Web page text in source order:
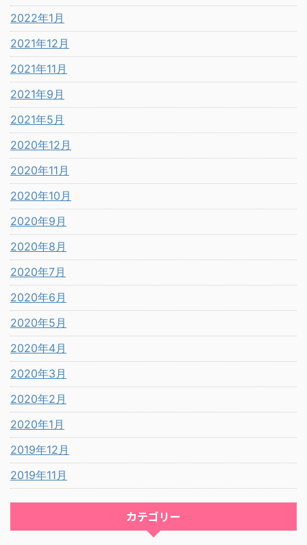
2022年1月
2021年12月
2021年11月
2021年9月
2021年5月
2020年12月
2020年11月
2020年10月
2020年9月
2020年8月
2020年7月
2020年6月
2020年5月
2020年4月
2020年3月
2020年2月
2020年1月
2019年12月
2019年11月
カテゴリー